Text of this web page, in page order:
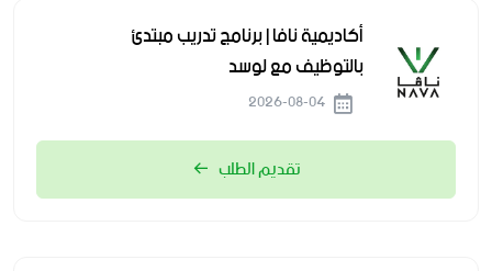
أكاديمية نافا | برنامج تدريب مبتدئ
بالتوظيف مع لوسد
تقديم الطلب